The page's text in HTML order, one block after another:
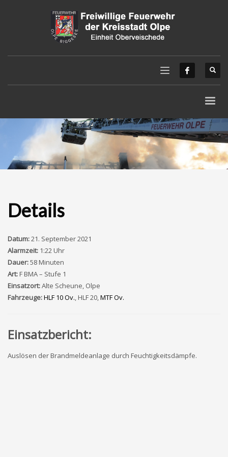
Details
Datum:21. September 2021
Alarmzeit: 1:22 Uhr
Dauer:58 Minuten
Art:F BMA – Stufe 1
Einsatzort:Alte Scheune, Olpe
Fahrzeuge:HLF 10 Ov., HLF 20,MTF Ov.
Einsatzbericht:
Auslösen der Brandmeldeanlage durch Feuchtigkeitsdämpfe.